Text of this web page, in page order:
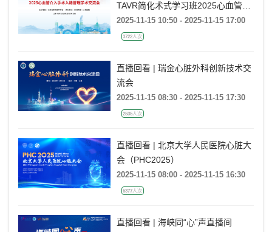
TAVR简化术式学习班2025心血管介
入手术入路管理交流会
2025-11-15 10:50 - 2025-11-15 17:00
3722人次
直播回看 | 瑞金心脏外科创新技术交
流会
2025-11-15 08:30 - 2025-11-15 17:30
2535人次
直播回看 | 北京大学人民医院心脏大
会（PHC2025）
2025-11-15 08:00 - 2025-11-15 16:30
6377人次
直播回看 | 海峡同“心”声直播间